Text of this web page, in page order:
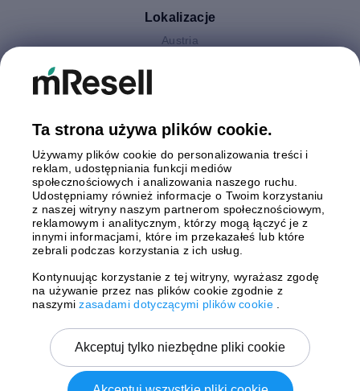
Lokalizacje
Austria
Polska
Szwecja
Wielka Brytania
Włochy
Płatności
Wysyłki z
Ta strona używa plików cookie.
Używamy plików cookie do personalizowania treści i
reklam, udostępniania funkcji mediów
społecznościowych i analizowania naszego ruchu.
Udostępniamy również informacje o Twoim korzystaniu
z naszej witryny naszym partnerom społecznościowym,
reklamowym i analitycznym, którzy mogą łączyć je z
innymi informacjami, które im przekazałeś lub które
zebrali podczas korzystania z ich usług.
Kontynuując korzystanie z tej witryny, wyrażasz zgodę
na używanie przez nas plików cookie zgodnie z
naszymizasadami dotyczącymi plików cookie
Akceptuj tylko niezbędne pliki cookie